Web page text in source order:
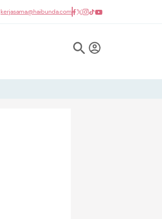
kerjasama@haibunda.com